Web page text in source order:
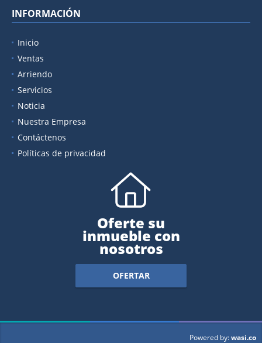
INFORMACIÓN
Inicio
Ventas
Arriendo
Servicios
Noticia
Nuestra Empresa
Contáctenos
Políticas de privacidad
Oferte su
inmueble con
nosotros
OFERTAR
Powered by:wasi.co